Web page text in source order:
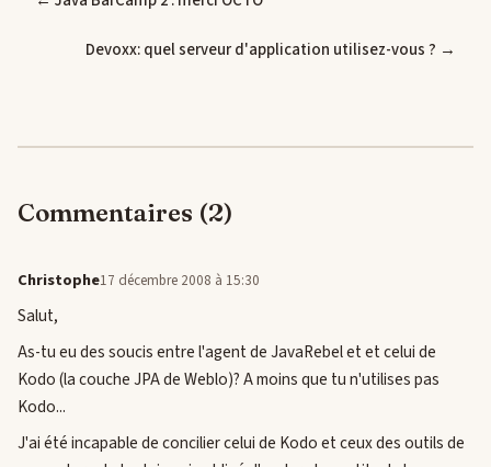
Devoxx: quel serveur d'application utilisez-vous ? →
Commentaires (2)
Christophe17 décembre 2008 à 15:30
Salut,
As-tu eu des soucis entre l'agent de JavaRebel et et celui de
Kodo (la couche JPA de Weblo)? A moins que tu n'utilises pas
Kodo...
J'ai été incapable de concilier celui de Kodo et ceux des outils de